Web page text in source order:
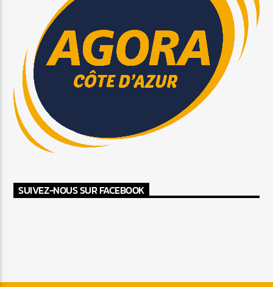
SUIVEZ-NOUS SUR FACEBOOK